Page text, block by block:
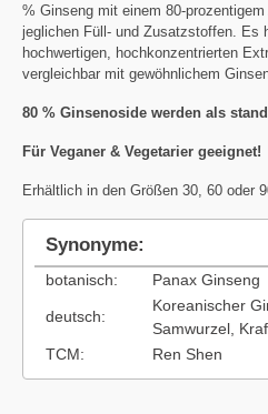
% Ginseng mit einem 80-
jeglichen Füll- und Zusatzstoffen. Es
hochwertigen, hochkonzentrierten
vergleichbar mit gewöhnlichem
80 % Ginsenoside werden als
Für Veganer & Vegetarier geeignet!
Erhältlich in den Größen 30, 60 oder
Synonyme:
botanisch: Panax Ginseng
deutsch:
Koreanischer
Samwurzel,
TCM:
Ren Shen